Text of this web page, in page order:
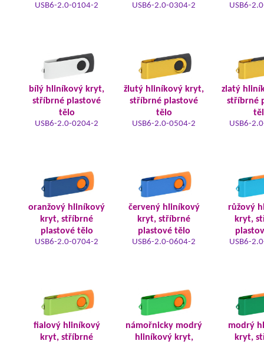
USB6-2.0-0104-2 USB6-2.0-0304-2 USB6-
bílý hliníkový kryt,
stříbrné plastové
tělo
USB6-2.0-0204-2
žlutý hliníkový kryt,
stříbrné plastové
tělo
USB6-2.0-0504-2
zlatý
stříbrné
USB6-
oranžový hliníkový
kryt, stříbrné
plastové tělo
USB6-2.0-0704-2
červený hliníkový
kryt, stříbrné
plastové tělo
USB6-2.0-0604-2
růžový
kryt,
USB6-
fialový hliníkový
kryt, stříbrné
námořnicky modrý
hliníkový kryt,
modrý
kryt,